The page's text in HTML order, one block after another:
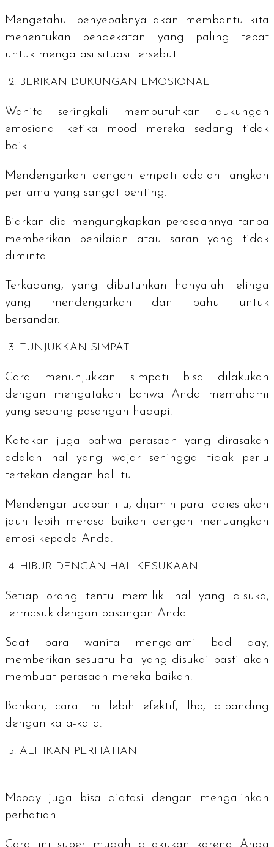
Mengetahui penyebabnya akan membantu kita
menentukan pendekatan yang paling tepat
untuk mengatasi situasi tersebut.
2. BERIKAN DUKUNGAN EMOSIONAL
Wanita seringkali membutuhkan dukungan
emosional ketika mood mereka sedang tidak
baik.
Mendengarkan dengan empati adalah langkah
pertama yang sangat penting.
Biarkan dia mengungkapkan perasaannya tanpa
memberikan penilaian atau saran yang tidak
diminta.
Terkadang, yang dibutuhkan hanyalah telinga
yang mendengarkan dan bahu untuk
bersandar.
3. TUNJUKKAN SIMPATI
Cara menunjukkan simpati bisa dilakukan
dengan mengatakan bahwa Anda memahami
yang sedang pasangan hadapi.
Katakan juga bahwa perasaan yang dirasakan
adalah hal yang wajar sehingga tidak perlu
tertekan dengan hal itu.
Mendengar ucapan itu, dijamin para ladies akan
jauh lebih merasa baikan dengan menuangkan
emosi kepada Anda.
4. HIBUR DENGAN HAL KESUKAAN
Setiap orang tentu memiliki hal yang disuka,
termasuk dengan pasangan Anda.
Saat para wanita mengalami bad day,
memberikan sesuatu hal yang disukai pasti akan
membuat perasaan mereka baikan.
Bahkan, cara ini lebih efektif, lho, dibanding
dengan kata-kata.
5. ALIHKAN PERHATIAN
Moody juga bisa diatasi dengan mengalihkan
perhatian.